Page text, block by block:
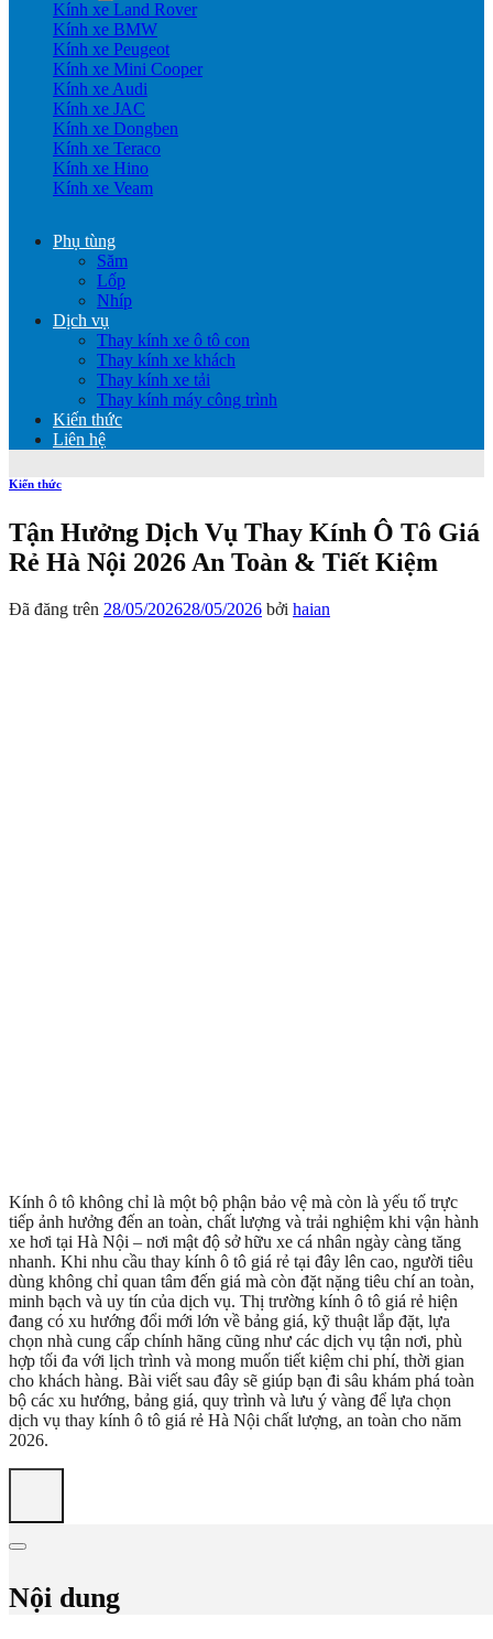
Kính xe Land Rover
Kính xe BMW
Kính xe Peugeot
Kính xe Mini Cooper
Kính xe Audi
Kính xe JAC
Kính xe Dongben
Kính xe Teraco
Kính xe Hino
Kính xe Veam
Phụ tùng
Săm
Lốp
Nhíp
Dịch vụ
Thay kính xe ô tô con
Thay kính xe khách
Thay kính xe tải
Thay kính máy công trình
Kiến thức
Liên hệ
Kiến thức
Tận Hưởng Dịch Vụ Thay Kính Ô Tô Giá
Rẻ Hà Nội 2026 An Toàn & Tiết Kiệm
Đã đăng trên 28/05/202628/05/2026 bởi haian
Kính ô tô không chỉ là một bộ phận bảo vệ mà còn là yếu tố trực
tiếp ảnh hưởng đến an toàn, chất lượng và trải nghiệm khi vận hành
xe hơi tại Hà Nội – nơi mật độ sở hữu xe cá nhân ngày càng tăng
nhanh. Khi nhu cầu thay kính ô tô giá rẻ tại đây lên cao, người tiêu
dùng không chỉ quan tâm đến giá mà còn đặt nặng tiêu chí an toàn,
minh bạch và uy tín của dịch vụ. Thị trường kính ô tô giá rẻ hiện
đang có xu hướng đổi mới lớn về bảng giá, kỹ thuật lắp đặt, lựa
chọn nhà cung cấp chính hãng cũng như các dịch vụ tận nơi, phù
hợp tối đa với lịch trình và mong muốn tiết kiệm chi phí, thời gian
cho khách hàng. Bài viết sau đây sẽ giúp bạn đi sâu khám phá toàn
bộ các xu hướng, bảng giá, quy trình và lưu ý vàng để lựa chọn
dịch vụ thay kính ô tô giá rẻ Hà Nội chất lượng, an toàn cho năm
2026.
Nội dung